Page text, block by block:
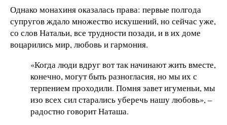
Однако монахиня оказалась права: первые полгода
супругов ждало множество искушений, но сейчас уже,
со слов Натальи, все трудности позади, и в их доме
воцарились мир, любовь и гармония.
«Когда люди вдруг вот так начинают жить вместе,
конечно, могут быть разногласия, но мы их с
терпением проходили. Помня завет игуменьи, мы
изо всех сил старались уберечь нашу любовь», –
радостно говорит Наташа.